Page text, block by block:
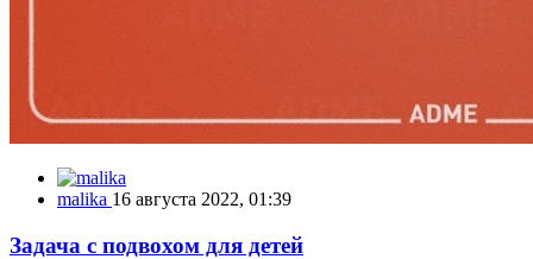
malika 16 августа 2022, 01:39
Задача с подвохом для детей